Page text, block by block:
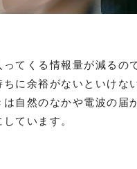
てくる情報量が減るの
に余裕がないといけな
自然のなかや電波の届
ています。